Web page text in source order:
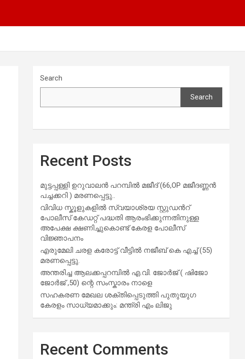
Search
Search
Recent Posts
മുട്ടപ്പള്ളി ഉറുവാലൻ പറമ്പിൽ മജീദ് (66,OP മജീദണ്ണൻ
പച്ചക്കറി ) മരണപ്പെട്ടു..
വിവിധ സ്കൂളുകളില്‍ സ്വയാശ്രയ സ്റ്റുഡന്‍റ്
പോലീസ് കേഡറ്റ് പദ്ധതി ആരംഭിക്കുന്നതിനുള്ള
അപേക്ഷ ക്ഷണിച്ചുകൊണ്ട് കേരള പോലീസ്
വിജ്ഞാപനം
എരുമേലി ചരള കരോട്ട് വീട്ടിൽ നജീബ് കെ എച്ച് (55)
മരണപ്പെട്ടു.
അന്തരിച്ച ആ​ല​ക്ക​പ്പ​റമ്പിൽ​ എ.​വി. ജോ​ർ​ജ് ( ഷിജോ
ജോർജ് ,50) ന്റെ സംസ്കാരം നാളെ
സഹകരണ മേഖല ശക്തിപ്പെടുത്തി പുതുയുഗ
കേരളം സാധ്യമാക്കും: മന്ത്രി എം ലിജു
Recent Comments